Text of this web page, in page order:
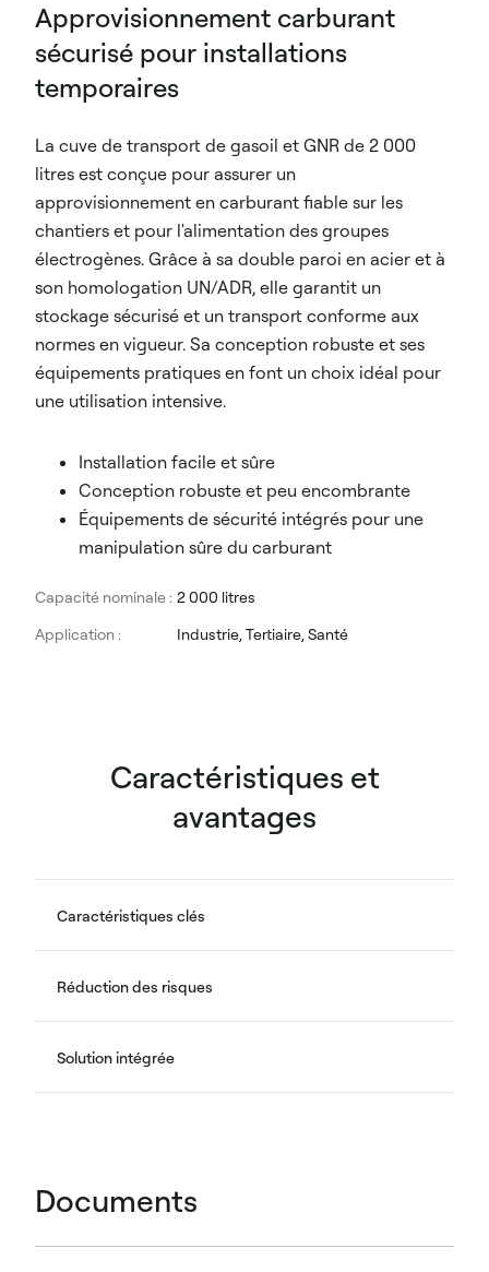
Approvisionnement carburant
sécurisé pour installations
temporaires
La cuve de transport de gasoil et GNR de 2 000
litres est conçue pour assurer un
approvisionnement en carburant fiable sur les
chantiers et pour l'alimentation des groupes
électrogènes. Grâce à sa double paroi en acier et à
son homologation UN/ADR, elle garantit un
stockage sécurisé et un transport conforme aux
normes en vigueur. Sa conception robuste et ses
équipements pratiques en font un choix idéal pour
une utilisation intensive.
Installation facile et sûre
Conception robuste et peu encombrante
Équipements de sécurité intégrés pour une
manipulation sûre du carburant
Capacité nominale : 2 000 litres
Application :
Industrie, Tertiaire, Santé
Caractéristiques et
avantages
Caractéristiques clés
Réduction des risques
Solution intégrée
Documents